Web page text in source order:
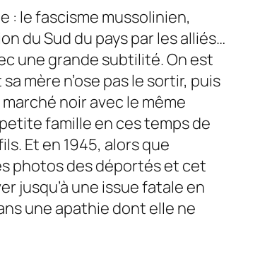
: le fascisme mussolinien,
du Sud du pays par les alliés…
une grande subtilité. On est
mère n’ose pas le sortir, puis
noir avec le même
famille en ces temps de
Et en 1945, alors que
photos des déportés et cet
jusqu’à une issue fatale en
une apathie dont elle ne